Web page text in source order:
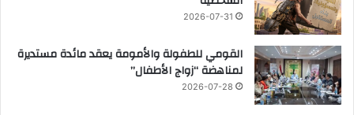
2026-07-31
القومي للطفولة والأمومة يعقد مائدة مستديرة
لمناهضة “زواج الأطفال”
2026-07-28